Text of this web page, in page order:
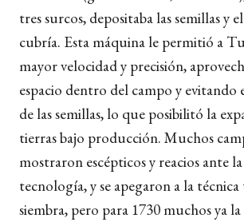
tres surcos, depositaba las semillas y
cubría. Esta máquina le permitió a
mayor velocidad y precisión,
espacio dentro del campo y evitando
de las semillas, lo que posibilitó la
tierras bajo producción. Muchos
mostraron escépticos y reacios ante
tecnología, y se apegaron a la
siembra, pero para 1730 muchos ya la